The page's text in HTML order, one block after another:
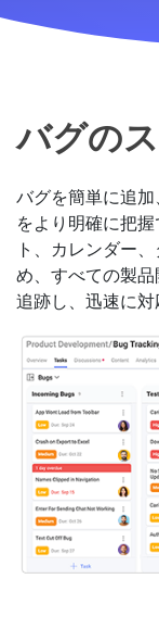
バグ追
バグの
バグを簡単に追
をより明確に把
ト、カレンダー
め、すべての製
追跡し、迅速に対